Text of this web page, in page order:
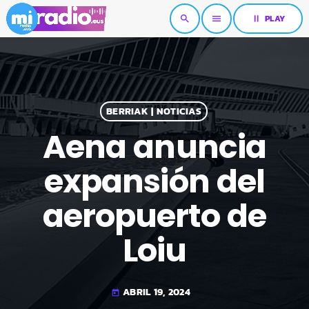
search menu pause PLAY
BERRIAK | NOTICIAS
Aena anuncia
expansión del
aeropuerto de
Loiu
today ABRIL 19, 2024